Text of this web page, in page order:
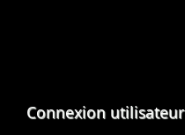
Connexion utilisateur